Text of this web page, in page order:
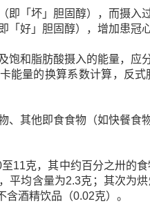
即「坏」胆固醇），而摄入
好」胆固醇），增加患冠
和脂肪酸摄入的能量，应
能量的换算系数计算，反
其他即食食物（如快餐食
11克，其中约百分之卅的食
平均含量为2.3克；其次为
酒精饮品（0.02克）。